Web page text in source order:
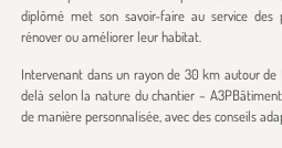
diplômé met son savoir-faire au service des
rénover ou améliorer leur habitat.
Intervenant dans un rayon de 30 km autour de
delà selon la nature du chantier –
de manière personnalisée, avec des conseils